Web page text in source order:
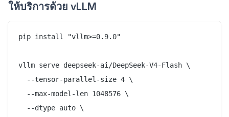
ให้บริการด้วย vLLM
pip install "vllm>=0.9.0"
vllm serve deepseek-ai/DeepSeek-V4-Flash \
  --tensor-parallel-size 4 \
  --max-model-len 1048576 \
  --dtype auto \